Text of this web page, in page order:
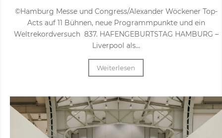
©Hamburg Messe und Congress/Alexander Wöckener Top-
Acts auf 11 Bühnen, neue Programmpunkte und ein
Weltrekordversuch 837. HAFENGEBURTSTAG HAMBURG –
Liverpool als...
Weiterlesen